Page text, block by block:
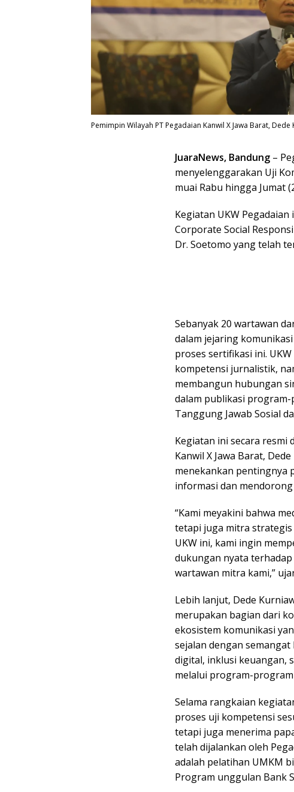
Pemimpin Wilayah PT Pegadaian Kanwil X Jawa Barat, Dede
JuaraNews, Bandung –
menyelenggarakan Uji
muai Rabu hingga Jumat
Kegiatan UKW
Corporate Social
Dr. Soetomo yang telah
Sebanyak 20 wartawan
dalam jejaring
proses sertifikasi ini.
kompetensi jurnalistik,
membangun hubungan
dalam publikasi
Tanggung Jawab Sosial
Kegiatan ini secara resmi
Kanwil X Jawa Barat,
menekankan pentingnya
informasi dan
“Kami meyakini bahwa
tetapi juga mitra
UKW ini, kami ingin
dukungan nyata
wartawan mitra kami,”
Lebih lanjut, Dede
merupakan bagian dari
ekosistem komunikasi
sejalan dengan
digital, inklusi keuangan,
melalui program-
Selama rangkaian
proses uji kompetensi
tetapi juga menerima
telah dijalankan oleh
adalah pelatihan UMKM
Program unggulan Bank